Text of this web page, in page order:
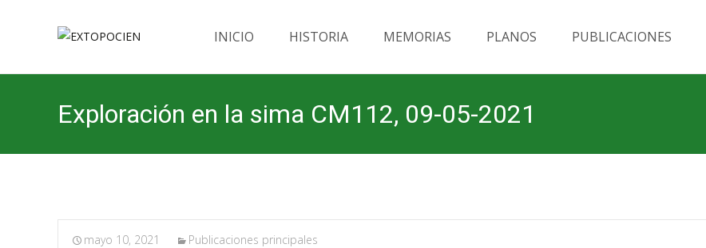
INICIO HISTORIA MEMORIAS PLANOS PUBLICACIONES
Exploración en la sima CM112, 09-05-2021
mayo 10, 2021 Publicaciones principales